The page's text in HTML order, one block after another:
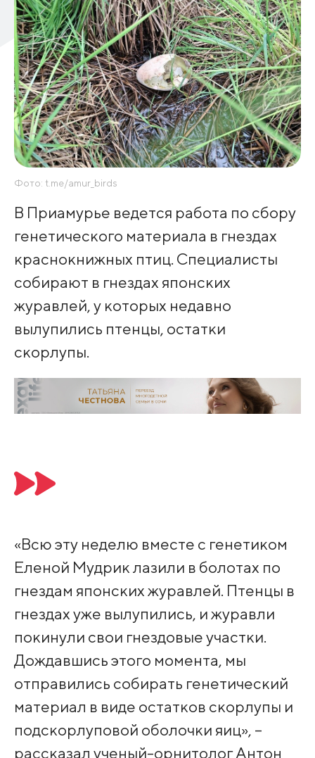
Фото: t.me/amur_birds
В Приамурье ведется работа по сбору
генетического материала в гнездах
краснокнижных птиц. Специалисты
собирают в гнездах японских
журавлей, у которых недавно
вылупились птенцы, остатки
скорлупы.
«Всю эту неделю вместе с генетиком
Еленой Мудрик лазили в болотах по
гнездам японских журавлей. Птенцы в
гнездах уже вылупились, и журавли
покинули свои гнездовые участки.
Дождавшись этого момента, мы
отправились собирать генетический
материал в виде остатков скорлупы и
подскорлуповой оболочки яиц», –
рассказал ученый-орнитолог Антон